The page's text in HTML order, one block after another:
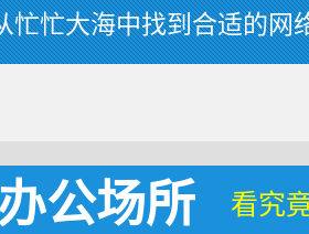
忙忙大海中找到合适的网
公场所 看究